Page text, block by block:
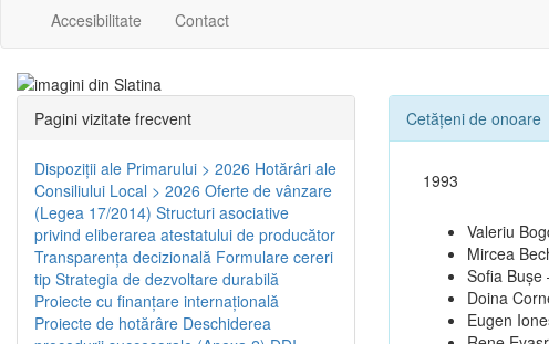
Accesibilitate Contact
Cetățeni de onoare
1993
Valeriu
Mircea
Sofia Buşe
Doina
Eugen
Pagini vizitate frecvent
Dispoziţii ale Primarului > 2026 Hotărâri ale
Consiliului Local > 2026 Oferte de vânzare
(Legea 17/2014) Structuri asociative
privind eliberarea atestatului de producător
Transparenţa decizională Formulare cereri
tip Strategia de dezvoltare durabilă
Proiecte cu finanţare internaţională
Proiecte de hotărâre Deschiderea